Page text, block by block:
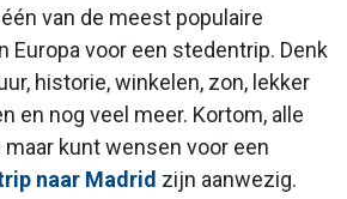
van de meest populaire
Europa voor een stedentrip. Denk
historie, winkelen, zon, lekker
en nog veel meer. Kortom, alle
kunt wensen voor een
naar Madrid zijn aanwezig.